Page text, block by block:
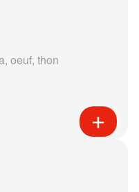
oeuf, thon